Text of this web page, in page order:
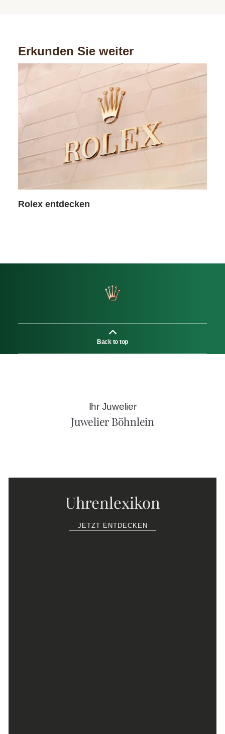
Erkunden Sie weiter
Rolex entdecken
Back to top
Ihr Juwelier
Juwelier Böhnlein
Uhrenlexikon
JETZT ENTDECKEN